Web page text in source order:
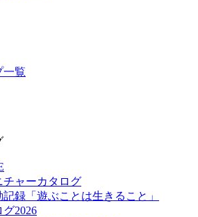
一覧
ャーカタログ
録「遊ぶことは生きること」
2026